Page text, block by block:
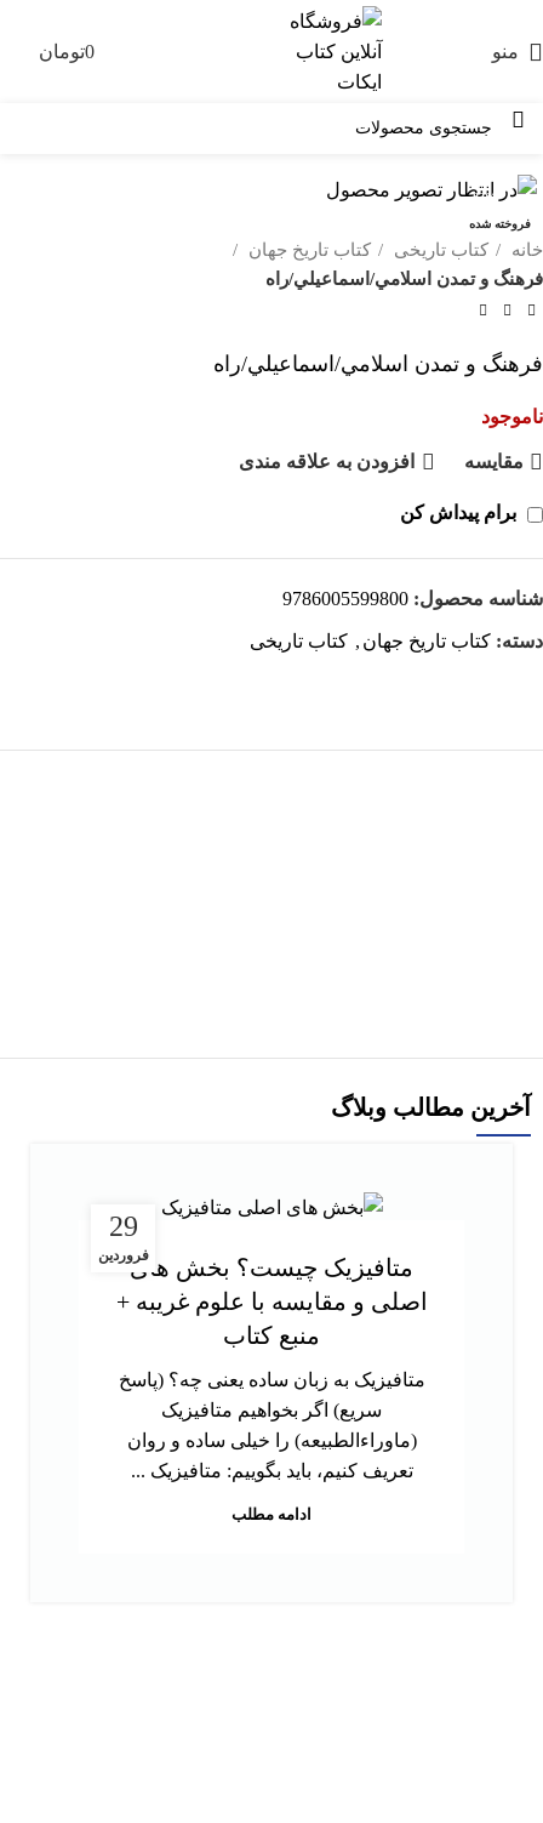
منو 0تومان
-82%
فروخته شده
خانه کتاب تاریخی
کتاب تاریخ جهان
فرهنگ و تمدن اسلامي/اسماعيلي/راه
فرهنگ و تمدن اسلامي/اسماعيلي/راه
ناموجود
مقايسه افزودن به علاقه مندی
برام پیداش کن
شناسه محصول: 9786005599800
دسته: کتاب تاریخ جهان , کتاب تاریخی
آخرین مطالب وبلاگ
29
فروردینمتافیزیک چیست؟ بخش های
اصلی و مقایسه با علوم غریبه +
منبع کتاب
متافیزیک به زبان ساده یعنی چه؟ (پاسخ
سریع) اگر بخواهیم متافیزیک
(ماوراءالطبیعه) را خیلی ساده و روان
تعریف کنیم، باید بگوییم: متافیزیک ...
ادامه مطلب